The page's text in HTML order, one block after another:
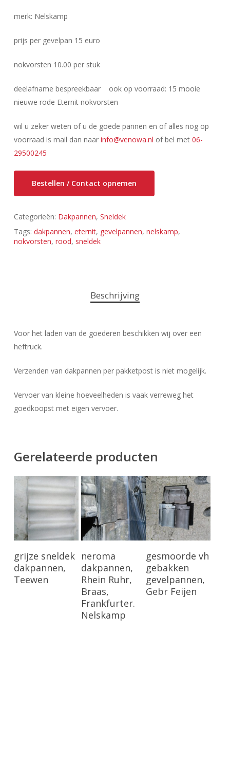
merk: Nelskamp
prijs per gevelpan 15 euro
nokvorsten 10.00 per stuk
deelafname bespreekbaar ook op voorraad: 15 mooie
nieuwe rode Eternit nokvorsten
wil u zeker weten of u de goede pannen en of alles nog op
voorraad is mail dan naar info@venowa.nl of bel met 06-
29500245
Bestellen / Contact opnemen
Categorieën: Dakpannen, Sneldek
Tags: dakpannen, eternit, gevelpannen, nelskamp,
nokvorsten, rood, sneldek
Beschrijving
Voor het laden van de goederen beschikken wij over een
heftruck.
Verzenden van dakpannen per pakketpost is niet mogelijk.
Vervoer van kleine hoeveelheden is vaak verreweg het
goedkoopst met eigen vervoer.
Gerelateerde producten
Bekijk Product
grijze sneldek
dakpannen,
Teewen
neroma
dakpannen,
Rhein Ruhr,
Braas,
Frankfurter.
Nelskamp
Bekijk Product
gesmoorde vh
gebakken
gevelpannen,
Gebr Feijen